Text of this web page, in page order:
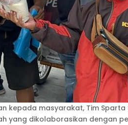
kepada masyarakat, Tim Sparta
yang dikolaborasikan dengan